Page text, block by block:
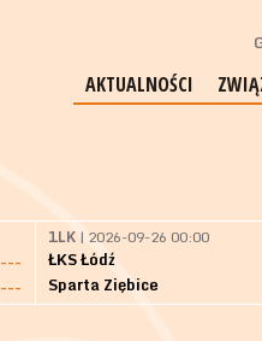
AKTUALNOŚCI
---
---
1LK | 2026-09-26 00:00
ŁKS Łódź
Sparta Ziębice